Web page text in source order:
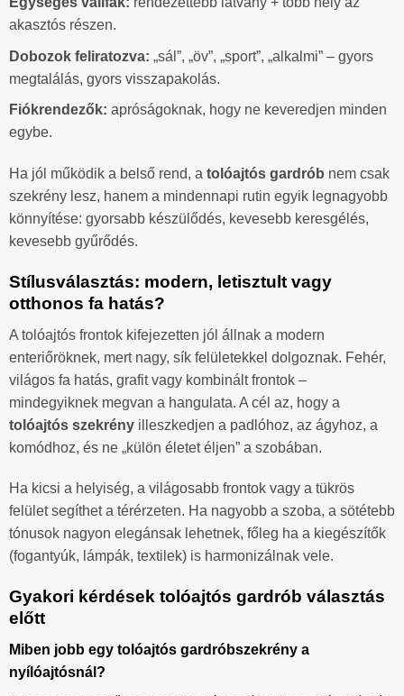
akasztós részen.
Dobozok feliratozva: „sál”, „öv”, „sport”, „alkalmi” – gyors
megtalálás, gyors visszapakolás.
Fiókrendezők: apróságoknak, hogy ne keveredjen minden
egybe.
Ha jól működik a belső rend, a tolóajtós gardrób nem csak
szekrény lesz, hanem a mindennapi rutin egyik legnagyobb
könnyítése: gyorsabb készülődés, kevesebb keresgélés,
kevesebb gyűrődés.
Stílusválasztás: modern, letisztult vagy
otthonos fa hatás?
A tolóajtós frontok kifejezetten jól állnak a modern
enteriőröknek, mert nagy, sík felületekkel dolgoznak. Fehér,
világos fa hatás, grafit vagy kombinált frontok –
mindegyiknek megvan a hangulata. A cél az, hogy a
tolóajtós szekrény illeszkedjen a padlóhoz, az ágyhoz, a
komódhoz, és ne „külön életet éljen” a szobában.
Ha kicsi a helyiség, a világosabb frontok vagy a tükrös
felület segíthet a térérzeten. Ha nagyobb a szoba, a sötétebb
tónusok nagyon elegánsak lehetnek, főleg ha a kiegészítők
(fogantyúk, lámpák, textilek) is harmonizálnak vele.
Gyakori kérdések tolóajtós gardrób választás
előtt
Miben jobb egy tolóajtós gardróbszekrény a
nyílóajtósnál?